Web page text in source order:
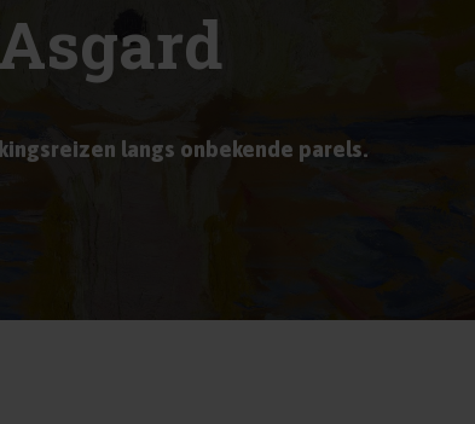
langs onbekende parels.